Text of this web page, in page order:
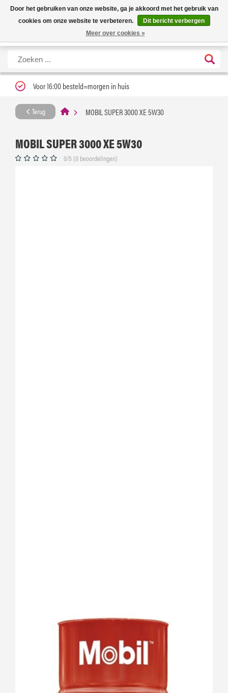
Nieuwe levertijd: 1 tot 3 werkdagen | Nu 25% korting op gehele assortiment
Carfume met kortingscode ''verfrissend''
X
Voor 16:00 besteld=morgen in huis
Terug MOBIL SUPER 3000 XE 5W30
MOBIL SUPER 3000 XE 5W30
0/5 (0 beoordelingen)
Door het gebruiken van onze website, ga je akkoord met het gebruik van
cookies om onze website te verbeteren.
Dit bericht verbergen
Meer over cookies »